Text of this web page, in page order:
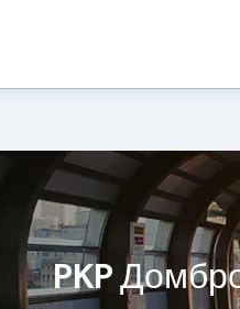
PKP